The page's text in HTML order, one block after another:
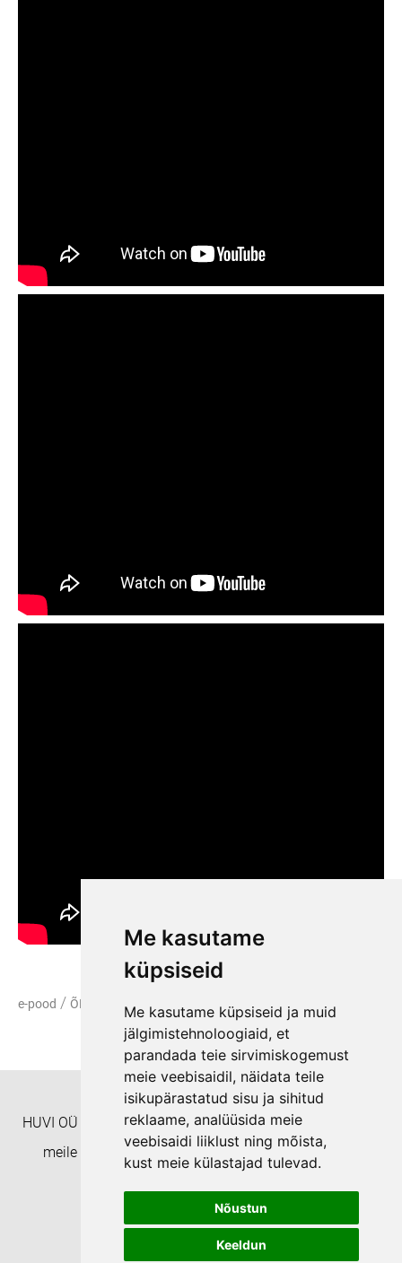
Me kasutame
küpsiseid
Me kasutame küpsiseid ja muid
jälgimistehnoloogiaid, et
parandada teie sirvimiskogemust
meie veebisaidil, näidata teile
isikupärastatud sisu ja sihitud
reklaame, analüüsida meie
veebisaidi liiklust ning mõista,
kust meie külastajad tulevad.
Nõustun
Keeldun
e-pood / ÕPPEMATERJALID VIDEOD
HUVI OÜ Täienduskoolitusasutus EHISe ID: 8332 Helista
meile numbril +372 55938233 või kirjuta aadressil
Privaatsuspoliitika